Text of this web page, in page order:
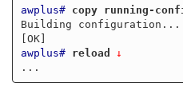
awplus#
copy running-
Building configuration...
awplus#
reload